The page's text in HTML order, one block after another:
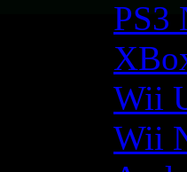
PS3
Wii
Wii